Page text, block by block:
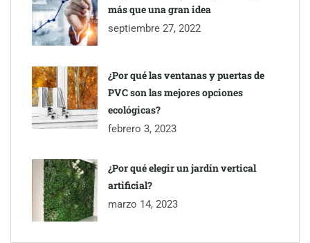
más que una gran idea
septiembre 27, 2022
¿Por qué las ventanas y puertas de
PVC son las mejores opciones
ecológicas?
febrero 3, 2023
¿Por qué elegir un jardín vertical
artificial?
marzo 14, 2023